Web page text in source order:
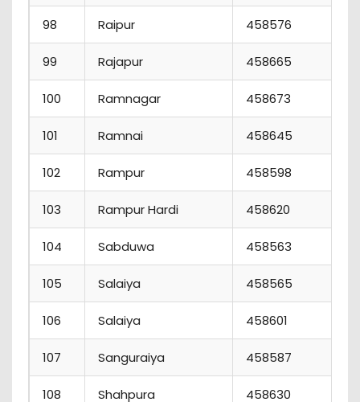
98 Raipur 458576
99 Rajapur 458665
100 Ramnagar 458673
101 Ramnai 458645
102 Rampur 458598
103 Rampur Hardi 458620
104 Sabduwa 458563
105 Salaiya 458565
106 Salaiya 458601
107 Sanguraiya 458587
108 Shahpura 458630